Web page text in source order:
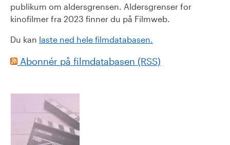
publikum om aldersgrensen. Aldersgrenser for
kinofilmer fra 2023 finner du på Filmweb.
Du kan laste ned hele filmdatabasen.
Abonnér på filmdatabasen (RSS)